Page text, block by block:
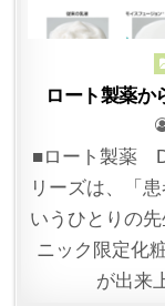
ロート製薬か
■ロート製薬
リーズは、「
いうひとりの
ニック限定化
が出来